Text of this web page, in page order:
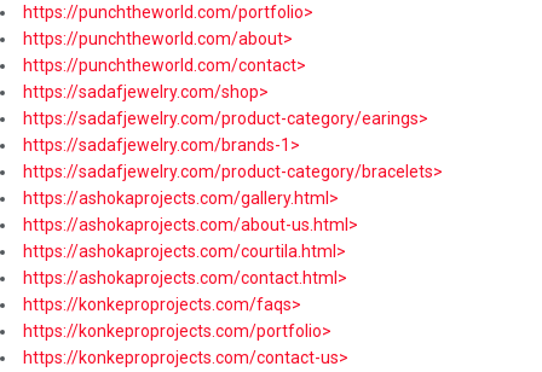
https://punchtheworld.com/portfolio>
https://punchtheworld.com/about>
https://punchtheworld.com/contact>
https://sadafjewelry.com/shop>
https://sadafjewelry.com/product-category/earings>
https://sadafjewelry.com/brands-1>
https://sadafjewelry.com/product-category/bracelets>
https://ashokaprojects.com/gallery.html>
https://ashokaprojects.com/about-us.html>
https://ashokaprojects.com/courtila.html>
https://ashokaprojects.com/contact.html>
https://konkeproprojects.com/faqs>
https://konkeproprojects.com/portfolio>
https://konkeproprojects.com/contact-us>